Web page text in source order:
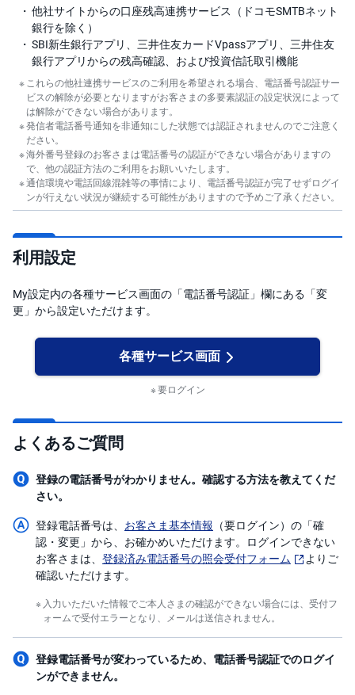
他社サイトからの口座残高連携サービス（ドコモSMTBネット
銀行を除く）
SBI新生銀行アプリ、三井住友カードVpassアプリ、三井住友
銀行アプリからの残高確認、および投資信託取引機能
これらの他社連携サービスのご利用を希望される場合、電話番号認証サー
ビスの解除が必要となりますがお客さまの多要素認証の設定状況によって
は解除ができない場合があります。
発信者電話番号通知を非通知にした状態では認証されませんのでご注意く
ださい。
海外番号登録のお客さまは電話番号の認証ができない場合がありますの
で、他の認証方法のご利用をお願いいたします。
通信環境や電話回線混雑等の事情により、電話番号認証が完了せずログイ
ンが行えない状況が継続する可能性がありますので予めご了承ください。
利用設定
My設定内の各種サービス画面の「電話番号認証」欄にある「変
更」から設定いただけます。
各種サービス画面
要ログイン
よくあるご質問
登録の電話番号がわかりません。確認する方法を教えてくだ
さい。
登録電話番号は、 お客さま基本情報 （要ログイン）の「確
認・変更」から、お確かめいただけます。ログインできない
お客さまは、 登録済み電話番号の照会受付フォーム
よりご
確認いただけます。
入力いただいた情報でご本人さまの確認ができない場合には、受付フ
ォームで受付エラーとなり、メールは送信されません。
登録電話番号が変わっているため、電話番号認証でのログイ
ンができません。